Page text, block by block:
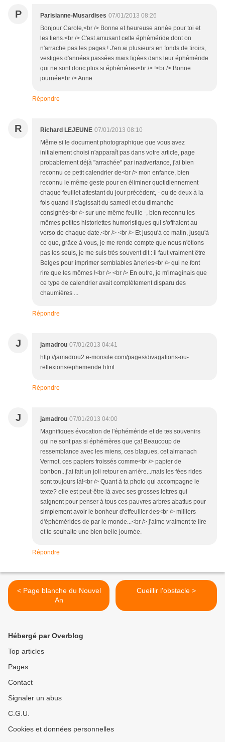
P Parisianne-Musardises 07/01/2013 08:26
Bonjour Carole,<br /> Bonne et heureuse année pour toi et
les tiens.<br /> C'est amusant cette éphéméride dont on
n'arrache pas les pages ! J'en ai plusieurs en fonds de tiroirs,
vestiges d'années passées mais figées dans leur éphéméride
qui ne sont donc plus si éphémères<br /> !<br /> Bonne
journée<br /> Anne
Répondre
R Richard LEJEUNE 07/01/2013 08:10
Même si le document photographique que vous avez
initialement choisi n'apparaît pas dans votre article, page
probablement déjà "arrachée" par inadvertance, j'ai bien
reconnu ce petit calendrier de<br /> mon enfance, bien
reconnu le même geste pour en éliminer quotidiennement
chaque feuillet attestant du jour précédent, - ou de deux à la
fois quand il s'agissait du samedi et du dimanche
consignés<br /> sur une même feuille -, bien reconnu les
mêmes petites historiettes humoristiques qui s'offraient au
verso de chaque date.<br /> <br /> Et jusqu'à ce matin, jusqu'à
ce que, grâce à vous, je me rende compte que nous n'étions
pas les seuls, je me suis très souvent dit : il faut vraiment être
Belges pour imprimer semblables âneries<br /> qui ne font
rire que les mômes !<br /> <br /> En outre, je m'imaginais que
ce type de calendrier avait complètement disparu des
chaumières ...
Répondre
J jamadrou 07/01/2013 04:41
http://jamadrou2.e-monsite.com/pages/divagations-ou-
reflexions/ephemeride.html
Répondre
J jamadrou 07/01/2013 04:00
Magnifiques évocation de l'éphéméride et de tes souvenirs
qui ne sont pas si éphémères que ça! Beaucoup de
ressemblance avec les miens, ces blagues, cet almanach
Vermot, ces papiers froissés comme<br /> papier de
bonbon...j'ai fait un joli retour en arrière...mais les fées rides
sont toujours là!<br /> Quant à ta photo qui accompagne le
texte? elle est peut-être là avec ses grosses lettres qui
saignent pour penser à tous ces pauvres arbres abattus pour
simplement avoir le bonheur d'effeuiller des<br /> milliers
d'éphémérides de par le monde...<br /> j'aime vraiment te lire
et te souhaite une bien belle journée.
Répondre
< Page blanche du Nouvel
An
Cueillir l'obstacle >
Hébergé par Overblog
Top articles
Pages
Contact
Signaler un abus
C.G.U.
Cookies et données personnelles